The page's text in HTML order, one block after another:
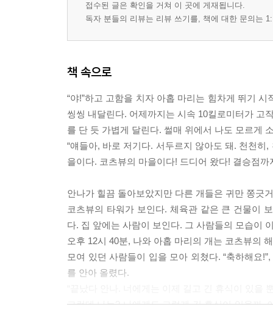
접수된 글은 확인을 거쳐 이 곳에 게재됩니다.
독자 분들의 리뷰는 리뷰 쓰기를, 책에 대한 문의는
책 속으로
“야!”하고 고함을 치자 아홉 마리는 힘차게 뛰기
씽씽 내달린다. 어제까지는 시속 10킬로미터가 고
를 단 듯 가볍게 달린다. 썰매 위에서 나도 모르게
“얘들아, 바로 저기다. 서두르지 않아도 돼. 천천
을이다. 코츠뷰의 마을이다! 드디어 왔다! 결승점까
안나가 힐끔 돌아보았지만 다른 개들은 귀만 쫑긋
코츠뷰의 타워가 보인다. 체육관 같은 큰 건물이
다. 집 앞에는 사람이 보인다. 그 사람들의 모습이
오후 12시 40분, 나와 아홉 마리의 개는 코츠뷰의
모여 있던 사람들이 입을 모아 외쳤다. “축하해요
를 안아 올렸다.
그런데 나는? 나에게도 그렇게 긴 휴식이 있을까.